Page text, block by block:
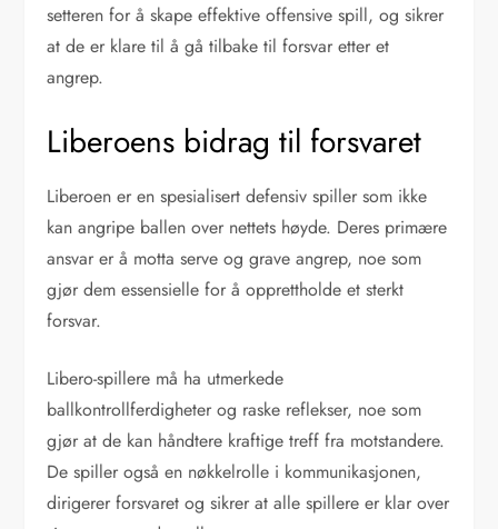
setteren for å skape effektive offensive spill, og sikrer
at de er klare til å gå tilbake til forsvar etter et
angrep.
Liberoens bidrag til forsvaret
Liberoen er en spesialisert defensiv spiller som ikke
kan angripe ballen over nettets høyde. Deres primære
ansvar er å motta serve og grave angrep, noe som
gjør dem essensielle for å opprettholde et sterkt
forsvar.
Libero-spillere må ha utmerkede
ballkontrollferdigheter og raske reflekser, noe som
gjør at de kan håndtere kraftige treff fra motstandere.
De spiller også en nøkkelrolle i kommunikasjonen,
dirigerer forsvaret og sikrer at alle spillere er klar over